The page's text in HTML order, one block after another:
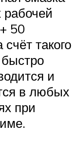
50
такого
и
в любых
при